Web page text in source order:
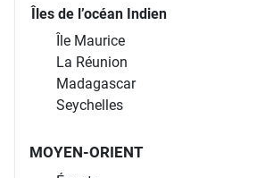
Îles de l’océan Indien
Île Maurice
La Réunion
Madagascar
Seychelles
MOYEN-ORIENT